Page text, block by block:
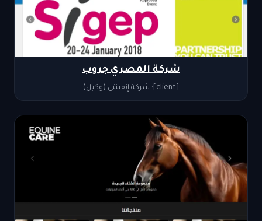
شركة المصري جروب
[client]: شركة إنفينتي (وكيل)